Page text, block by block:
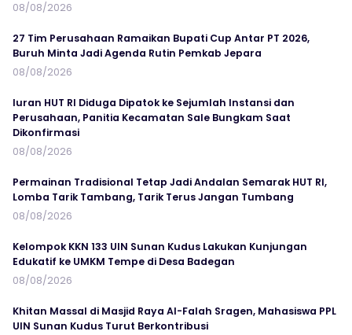
08/08/2026
27 Tim Perusahaan Ramaikan Bupati Cup Antar PT 2026,
Buruh Minta Jadi Agenda Rutin Pemkab Jepara
08/08/2026
Iuran HUT RI Diduga Dipatok ke Sejumlah Instansi dan
Perusahaan, Panitia Kecamatan Sale Bungkam Saat
Dikonfirmasi
08/08/2026
Permainan Tradisional Tetap Jadi Andalan Semarak HUT RI,
Lomba Tarik Tambang, Tarik Terus Jangan Tumbang
08/08/2026
Kelompok KKN 133 UIN Sunan Kudus Lakukan Kunjungan
Edukatif ke UMKM Tempe di Desa Badegan
08/08/2026
Khitan Massal di Masjid Raya Al-Falah Sragen, Mahasiswa PPL
UIN Sunan Kudus Turut Berkontribusi